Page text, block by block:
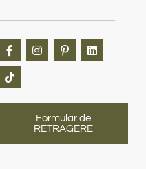
Formular de
RETRAGERE